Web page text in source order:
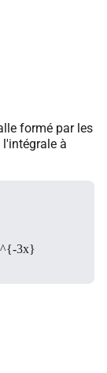
formé par les
à
3x}